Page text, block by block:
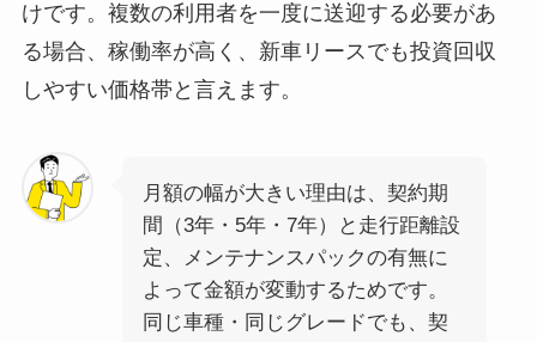
けです。複数の利用者を一度に送迎する必要があ
る場合、稼働率が高く、新車リースでも投資回収
しやすい価格帯と言えます。
月額の幅が大きい理由は、契約期
間（3年・5年・7年）と走行距離設
定、メンテナンスパックの有無に
よって金額が変動するためです。
同じ車種・同じグレードでも、契